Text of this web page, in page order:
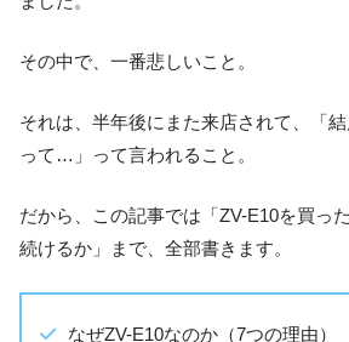
その中で、一番悲しいこと。
それは、半年後にまた来店されて、「
って…」って言われること。
だから、この記事では「ZV-E10を買っ
続けるか」まで、全部書きます。
なぜZV-E10なのか（7つの理由）